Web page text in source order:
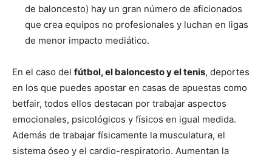
de baloncesto) hay un gran número de aficionados
que crea equipos no profesionales y luchan en ligas
de menor impacto mediático.
En el caso del fútbol, el baloncesto y el tenis, deportes
en los que puedes apostar en casas de apuestas como
betfair, todos ellos destacan por trabajar aspectos
emocionales, psicológicos y físicos en igual medida.
Además de trabajar físicamente la musculatura, el
sistema óseo y el cardio-respiratorio. Aumentan la